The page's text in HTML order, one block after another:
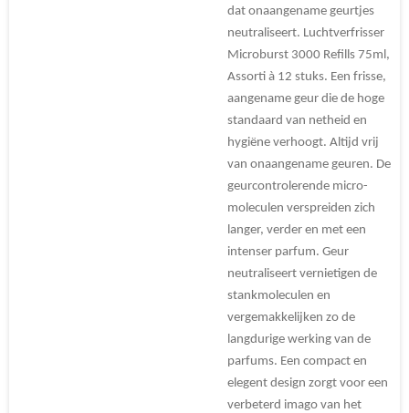
dat onaangename geurtjes
neutraliseert. Luchtverfrisser
Microburst 3000 Refills 75ml,
Assorti à 12 stuks. Een frisse,
aangename geur die de hoge
standaard van netheid en
hygiëne verhoogt. Altijd vrij
van onaangename geuren. De
geurcontrolerende micro-
moleculen verspreiden zich
langer, verder en met een
intenser parfum. Geur
neutraliseert vernietigen de
stankmoleculen en
vergemakkelijken zo de
langdurige werking van de
parfums. Een compact en
elegent design zorgt voor een
verbeterd imago van het